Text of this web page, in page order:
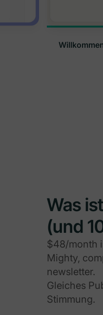
Was
(und
$48/month
Mighty,
newsletter.
Gleiches
Stimmung.